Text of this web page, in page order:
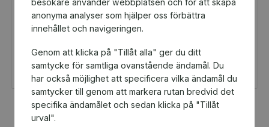
anonyma analyser som hjälper oss förbättra
innehållet och navigeringen.
Genom att klicka på "Tillåt alla" ger du ditt
samtycke för samtliga ovanstående ändamål. Du
har också möjlighet att specificera vilka ändamål du
samtycker till genom att markera rutan bredvid det
specifika ändamålet och sedan klicka på "Tillåt
urval".
H&M Presentkort
Presentkort
Du och Irsta IF får 5 kr
tillbaka
Golfamore
Presentkort
Du och Irsta IF får 29,75
kr tillbaka